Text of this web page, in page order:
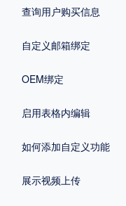
查询用户购买信息
自定义邮箱绑定
OEM绑定
启用表格内编辑
如何添加自定义功能
展示视频上传